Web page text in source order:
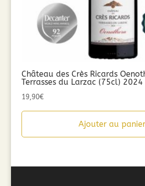
Château des Crès Ricards
Terrasses du Larzac (75cl) 2024
19,90€
Ajouter au panier